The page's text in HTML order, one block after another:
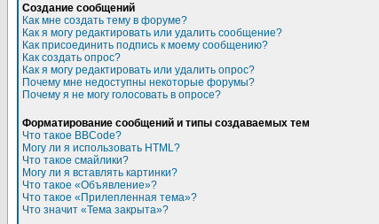
Создание сообщений
Как мне создать тему в форуме?
Как я могу редактировать или удалить сообщение?
Как присоединить подпись к моему сообщению?
Как создать опрос?
Как я могу редактировать или удалить опрос?
Почему мне недоступны некоторые форумы?
Почему я не могу голосовать в опросе?
Форматирование сообщений и типы создаваемых тем
Что такое BBCode?
Могу ли я использовать HTML?
Что такое смайлики?
Могу ли я вставлять картинки?
Что такое «Объявление»?
Что такое «Прилепленная тема»?
Что значит «Тема закрыта»?